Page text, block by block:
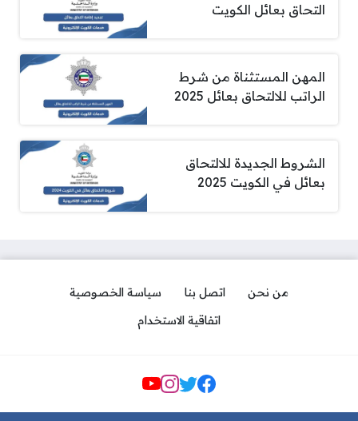
التحاق بعائل الكويت
المهن المستثناة من شرط
الراتب للالتحاق بعائل 2025
الشروط الجديدة للالتحاق
بعائل في الكويت 2025
من نحن اتصل بنا
سياسة الخصوصية
اتفاقية الاستخدام
مواقع التواصل